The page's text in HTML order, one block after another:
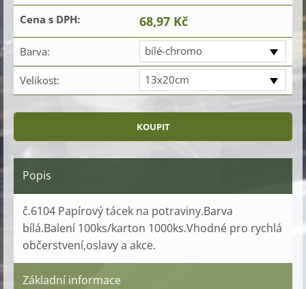
Cena s DPH: 68,97 Kč
Barva: bílé-chromo
Velikost: 13x20cm
Popis
č.6104 Papírový tácek na potraviny.Barva
bílá.Balení 100ks/karton 1000ks.Vhodné pro rychlá
občerstvení,oslavy a akce.
Základní informace